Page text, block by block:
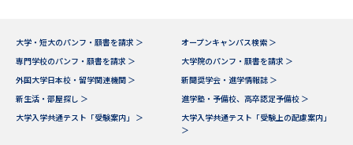
大学・短大のパンフ・願書を請求 ＞
オープンキャンパス検索 ＞
専門学校のパンフ・願書を請求 ＞
大学院のパンフ・願書を請求 ＞
外国大学日本校・留学関連機関 ＞
新聞奨学会・進学情報誌 ＞
新生活・部屋探し ＞
進学塾・予備校、高卒認定予備校 ＞
大学入学共通テスト「受験案内」 ＞
大学入学共通テスト「受験上の配慮案内」
＞